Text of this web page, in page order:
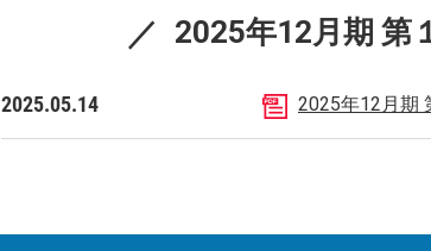
2025年12月期 第
2025.05.14 2025年12月期